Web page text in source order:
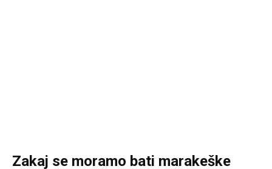
Zakaj se moramo bati marakeške